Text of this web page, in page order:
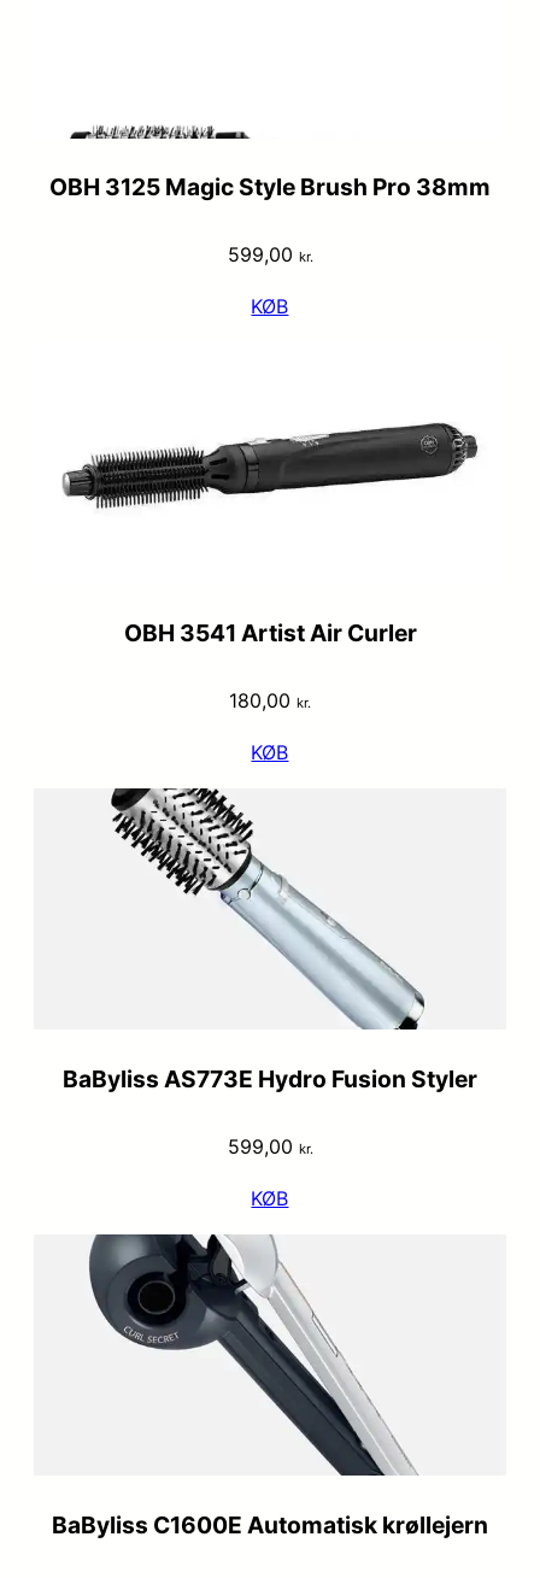
OBH 3125 Magic Style Brush Pro 38mm
599,00 kr.
KØB
OBH 3541 Artist Air Curler
180,00 kr.
KØB
BaByliss AS773E Hydro Fusion Styler
599,00 kr.
KØB
BaByliss C1600E Automatisk krøllejern